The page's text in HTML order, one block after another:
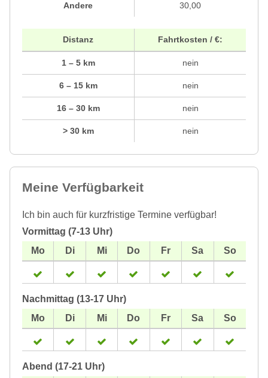
Andere 30,00
Distanz
1 – 5 km
6 – 15 km
16 – 30 km
> 30 km
Fahrtkosten / €:
nein
nein
nein
nein
Meine Verfügbarkeit
Ich bin auch für kurzfristige Termine verfügbar!
Vormittag (7-13 Uhr)
Nachmittag (13-17 Uhr)
Abend (17-21 Uhr)